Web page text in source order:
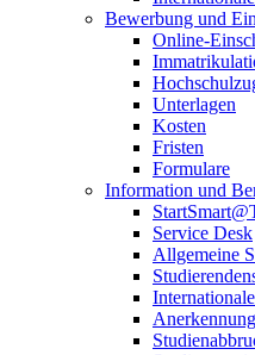
Bewerbung und
Online-
Unterlagen
Kosten
Fristen
Formulare
Information und
Service Desk
Allgemeine